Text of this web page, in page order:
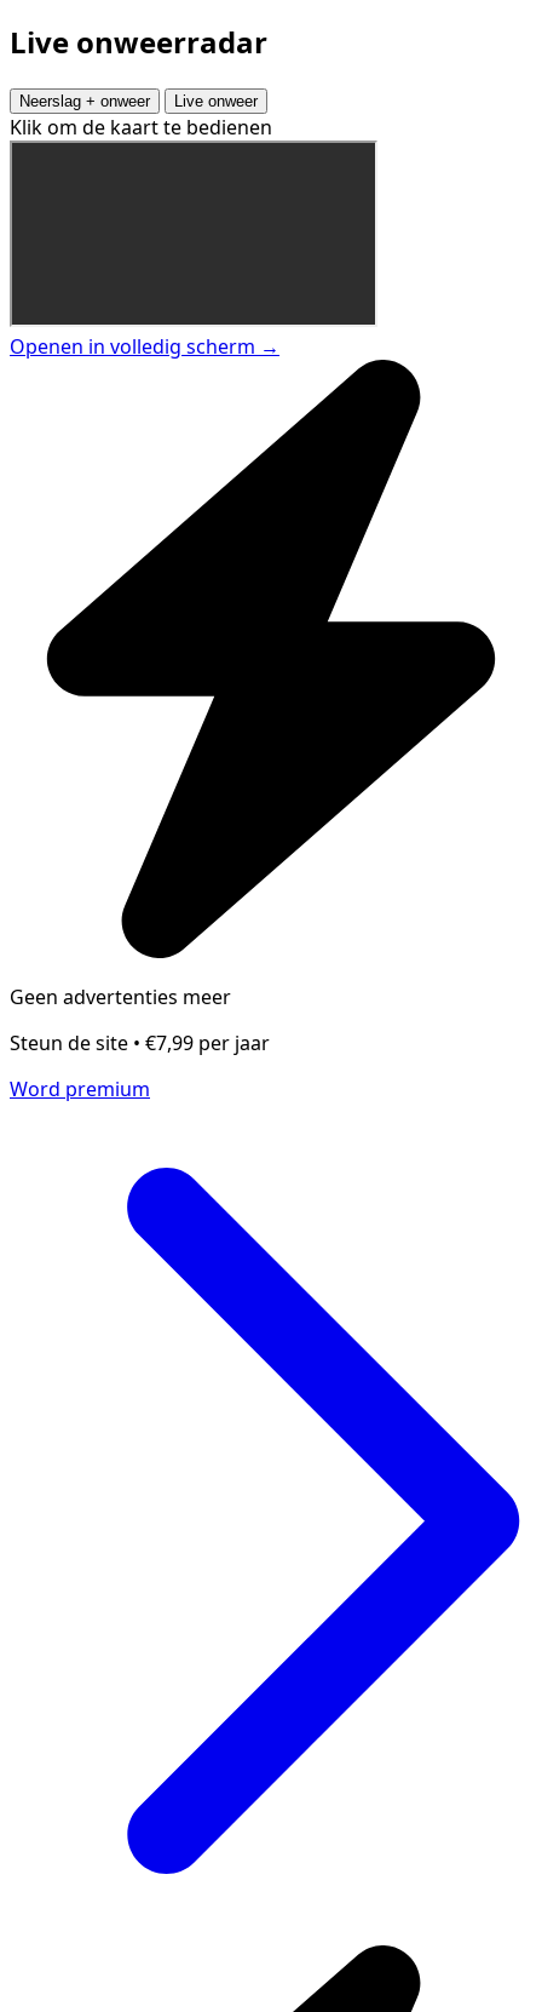
Live onweerradar
Neerslag + onweer Live onweer
Klik om de kaart te bedienen
Openen in volledig scherm →
Geen advertenties meer
Steun de site • €7,99 per jaar
Word premium